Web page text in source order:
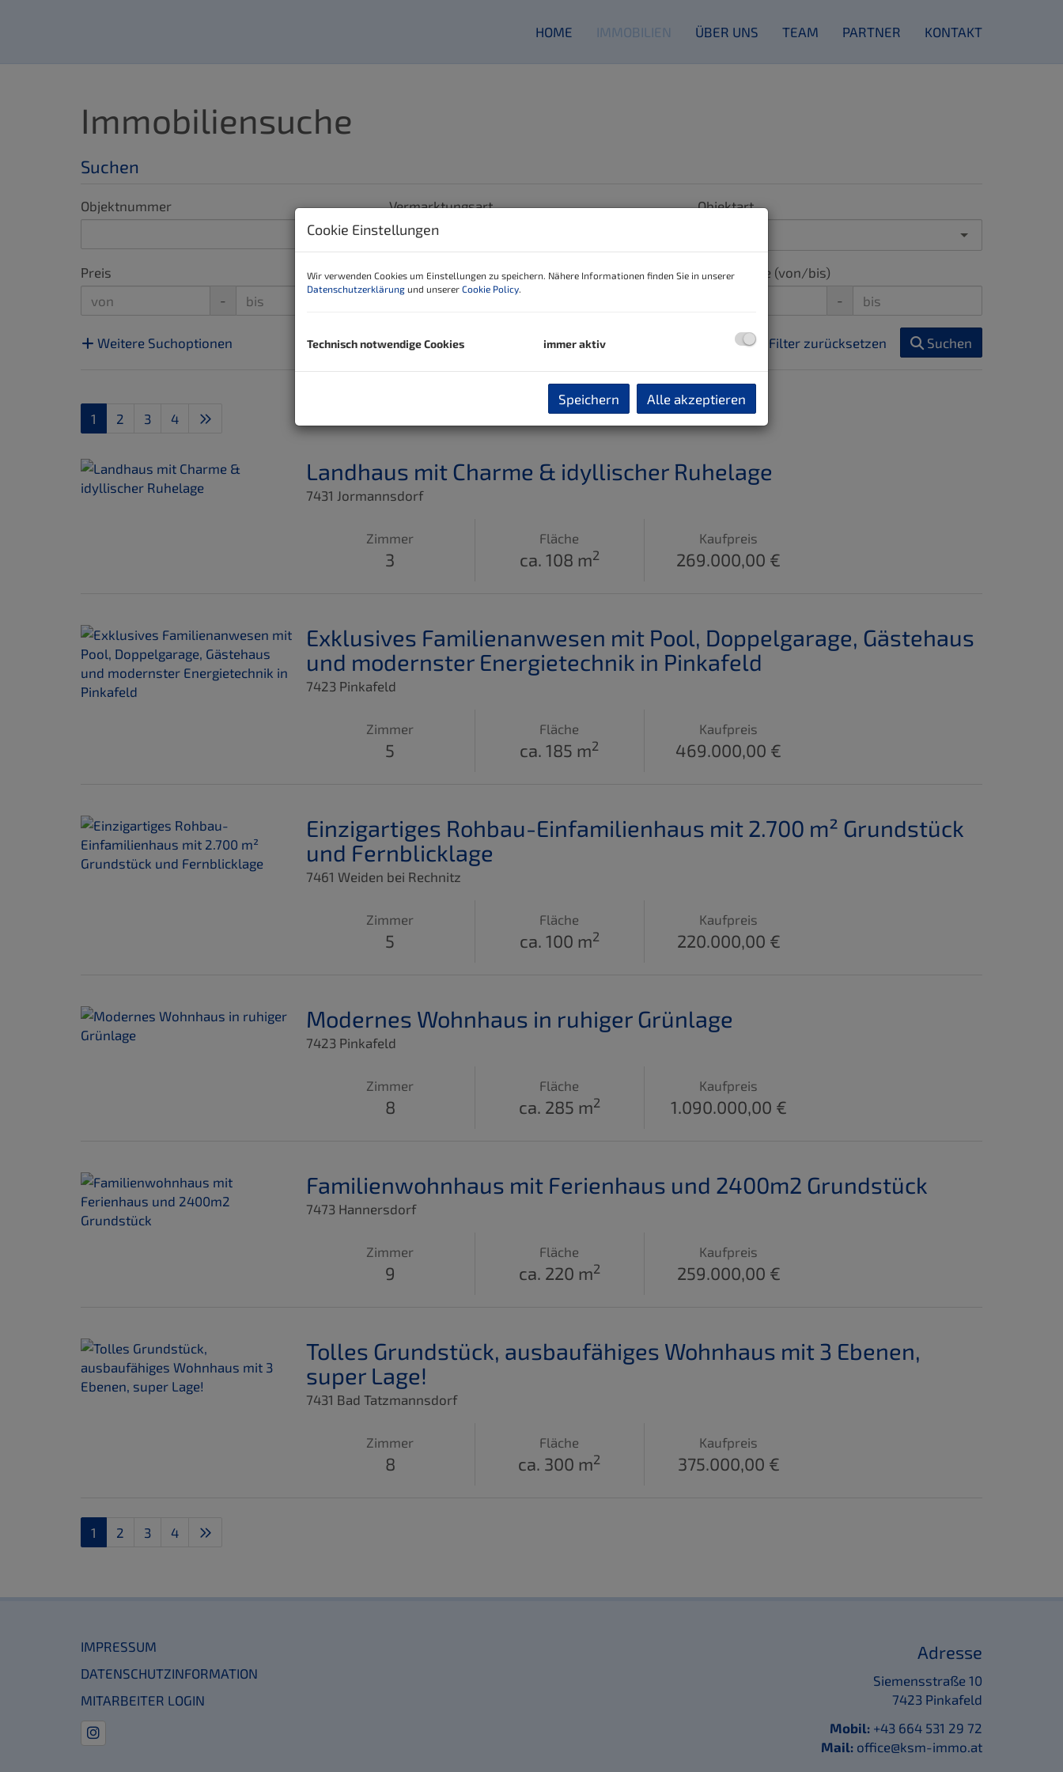
HOME IMMOBILIEN ÜBER UNS TEAM PARTNER KONTAKT
Immobiliensuche
Suchen
Objektnummer
Vermarktungsart
Alle
Objektart
Preis
-
Zimmer
Wohnfläche (von/bis)
-
Weitere Suchoptionen Filter zurücksetzen Suchen
1 2 3 4
Landhaus mit Charme & idyllischer Ruhelage
7431 Jormannsdorf
Zimmer
3
Fläche
ca. 108 m2
Kaufpreis
269.000,00 €
Exklusives Familienanwesen mit Pool, Doppelgarage, Gästehaus
und modernster Energietechnik in Pinkafeld
7423 Pinkafeld
Zimmer
5
Fläche
ca. 185 m2
Kaufpreis
469.000,00 €
Einzigartiges Rohbau-Einfamilienhaus mit 2.700 m² Grundstück
und Fernblicklage
7461 Weiden bei Rechnitz
Zimmer
5
Fläche
ca. 100 m2
Kaufpreis
220.000,00 €
Modernes Wohnhaus in ruhiger Grünlage
7423 Pinkafeld
Zimmer
8
Fläche
ca. 285 m2
Kaufpreis
1.090.000,00 €
Familienwohnhaus mit Ferienhaus und 2400m2 Grundstück
7473 Hannersdorf
Zimmer
9
Fläche
ca. 220 m2
Kaufpreis
259.000,00 €
Tolles Grundstück, ausbaufähiges Wohnhaus mit 3 Ebenen,
super Lage!
7431 Bad Tatzmannsdorf
Zimmer
8
Fläche
ca. 300 m2
Kaufpreis
375.000,00 €
1 2 3 4
IMPRESSUM
DATENSCHUTZINFORMATION
MITARBEITER LOGIN
Adresse
Siemensstraße 10
7423 Pinkafeld
Mobil: +43 664 531 29 72
Mail: office@ksm-immo.at
Cookie Einstellungen
Wir verwenden Cookies um Einstellungen zu speichern. Nähere Informationen finden Sie in unserer
Datenschutzerklärung und unserer Cookie Policy
Technisch notwendige Cookies immer aktiv
Speichern Alle akzeptieren